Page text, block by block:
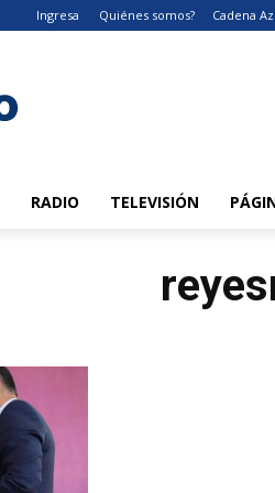
Ingresa Quiénes somos? Cadena
RADIO TELEVISIÓN